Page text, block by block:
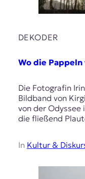
DEKODER
Wo die Pappeln
Die Fotografin
Bildband von
von der Odyssee
die fließend
In Kultur &